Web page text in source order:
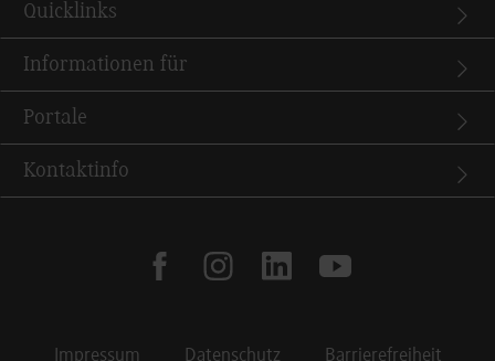
Quicklinks
Informationen für
Portale
Kontaktinfo
facebookinstagramlinkedin youtube